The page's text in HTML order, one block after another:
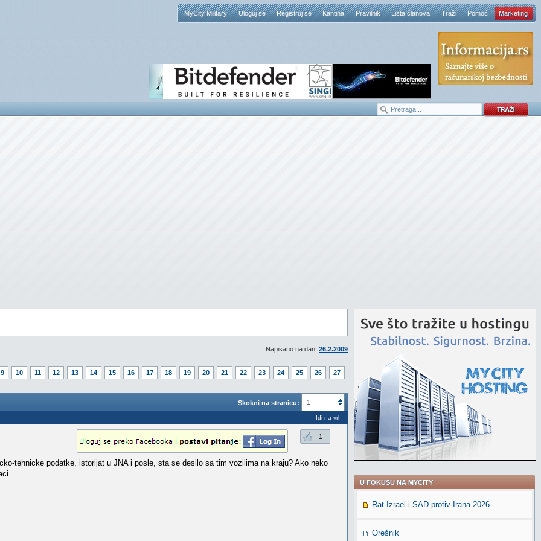
MyCity Military Uloguj se Registruj se Kantina Pravilnik Lista članova Traži Pomoć Marketing
Napisano na dan: 26.2.2009
9 10 11 12 13 14 15 16 17 18 19 20 21 22 23 24 25 26 27
Skokni na stranicu: 1
Idi na vrh
1
tehnicke podatke, istorijat u JNA i posle, sta se desilo sa tim vozilima na kraju? Ako neko
U FOKUSU NA MYCITY
Rat Izrael i SAD protiv Irana 2026
Orešnik